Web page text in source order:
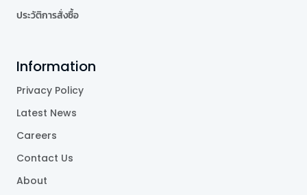
ประวัติการสั่งซื้อ
Information
Privacy Policy
Latest News
Careers
Contact Us
About